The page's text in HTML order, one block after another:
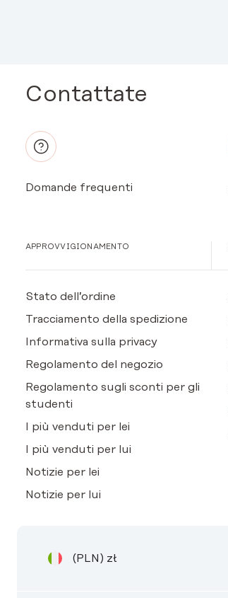
Contattate
Domande frequenti
APPROVVIGIONAMENTO
Stato dell’ordine
Tracciamento della spedizione
Informativa sulla privacy
Regolamento del negozio
Regolamento sugli sconti per gli
studenti
I più venduti per lei
I più venduti per lui
Notizie per lei
Notizie per lui
(PLN) zł